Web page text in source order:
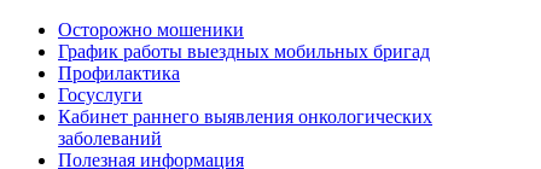
Осторожно мошеники
График работы выездных мобильных бригад
Профилактика
Госуслуги
Кабинет раннего выявления онкологических
заболеваний
Полезная информация